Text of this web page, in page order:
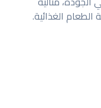
الغذائية.